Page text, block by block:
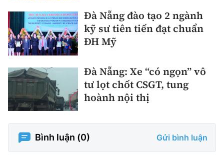
Đà Nẵng đào tạo 2 ngành
kỹ sư tiên tiến đạt chuẩn
ĐH Mỹ
Đà Nẵng: Xe “có ngọn” vô
tư lọt chốt CSGT, tung
hoành nội thị
Bình luận (0) Gửi bình luận